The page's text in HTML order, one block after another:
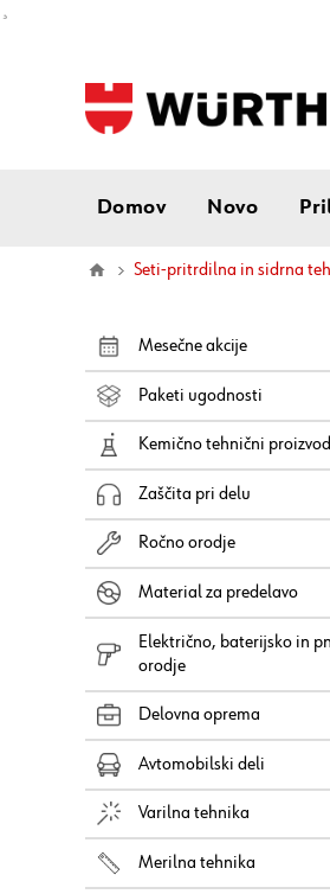
¸
Mesečne akcije
Paketi ugodnosti
Kemično tehnični
Zaščita pri delu
Ročno orodje
Material za predelavo
Električno, baterijsko in
orodje
Delovna oprema
Avtomobilski deli
Varilna tehnika
Merilna tehnika
Domov Novo
seti-pritrdilna in sidrna